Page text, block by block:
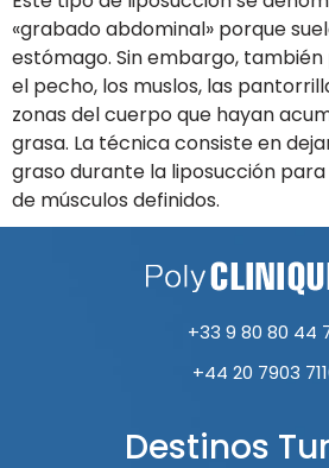
«grabado abdominal» porque
estómago. Sin embargo,
el pecho, los muslos, las
zonas del cuerpo que hayan
grasa. La técnica consiste en
graso durante la liposucción
de músculos definidos.
+33 9 80 80 44
+44 20 7903
Destinos